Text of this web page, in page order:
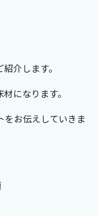
介します。
になります。
お伝えしていきま